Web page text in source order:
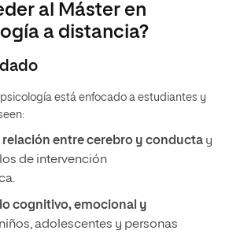
al Máster en
a distancia?
está enfocado a estudiantes y
entre cerebro y conducta y
de intervención
cognitivo, emocional y
adolescentes y personas